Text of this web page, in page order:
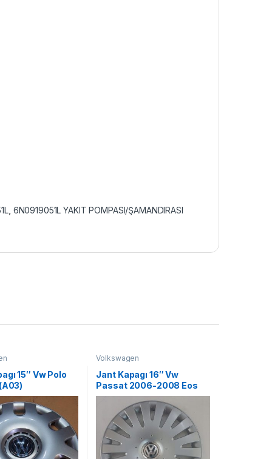
6N0919051L YAKIT POMPASI/ŞAMANDIRASI
15″ Vw Polo
Volkswagen
Jant Kapagı 16″ Vw
Passat 2006-2008 Eos
2006-2011 (A03)